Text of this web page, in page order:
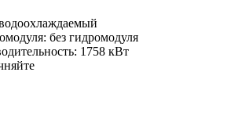
без гидромодуля
1758 кВт